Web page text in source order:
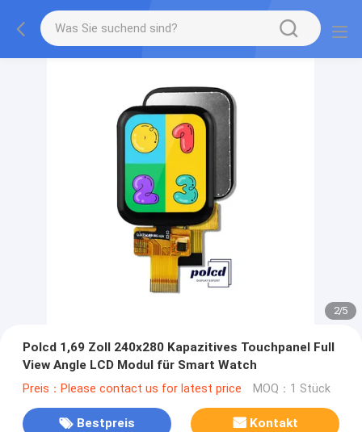
2/5
Polcd 1,69 Zoll 240x280 Kapazitives Touchpanel Full
View Angle LCD Modul für Smart Watch
Preis：Please contact us for latest price MOQ：1 Stück
Bestpreis Kontakt